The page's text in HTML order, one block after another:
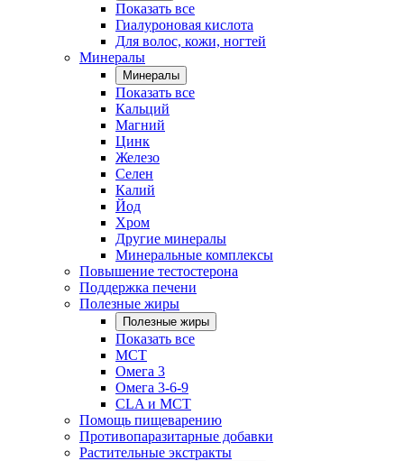
Показать все
Гиалуроновая кислота
Для волос, кожи, ногтей
Минералы
Минералы
Показать все
Кальций
Магний
Цинк
Железо
Селен
Калий
Йод
Хром
Другие минералы
Минеральные комплексы
Повышение тестостерона
Поддержка печени
Полезные жиры
Полезные жиры
Показать все
MCT
Омега 3
Омега 3-6-9
CLA и MCT
Помощь пищеварению
Противопаразитарные добавки
Растительные экстракты